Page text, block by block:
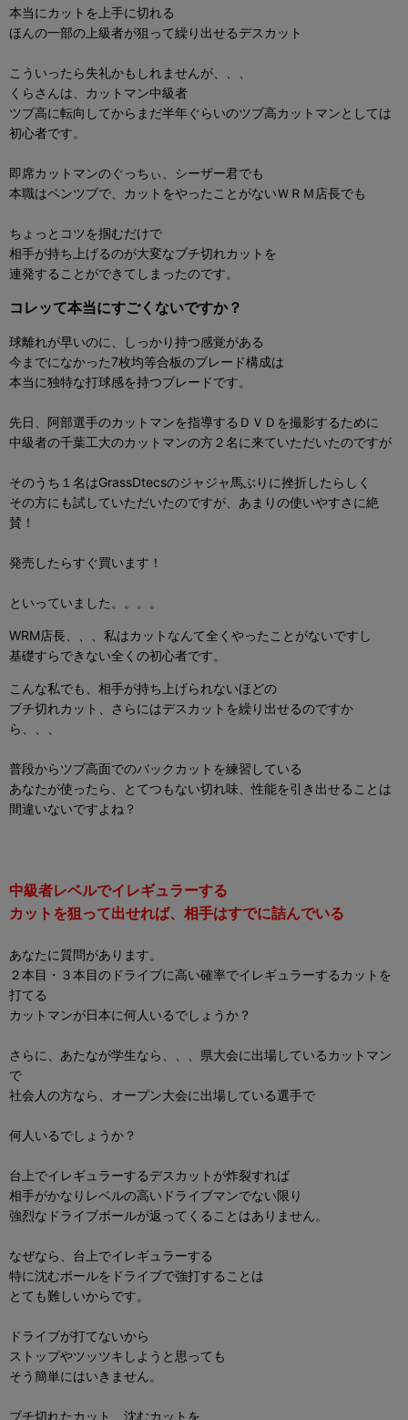
本当にカットを上手に切れる
ほんの一部の上級者が狙って繰り出せるデスカット
こういったら失礼かもしれませんが、、、
くらさんは、カットマン中級者
ツブ高に転向してからまだ半年ぐらいのツブ高カットマンとしては
初心者です。
即席カットマンのぐっちぃ、シーザー君でも
本職はペンツブで、カットをやったことがないＷＲＭ店長でも
ちょっとコツを掴むだけで
相手が持ち上げるのが大変なブチ切れカットを
連発することができてしまったのです。
コレッて本当にすごくないですか？
球離れが早いのに、しっかり持つ感覚がある
今までになかった7枚均等合板のブレード構成は
本当に独特な打球感を持つブレードです。
先日、阿部選手のカットマンを指導するＤＶＤを撮影するために
中級者の千葉工大のカットマンの方２名に来ていただいたのですが
そのうち１名はGrassDtecsのジャジャ馬ぶりに挫折したらしく
その方にも試していただいたのですが、あまりの使いやすさに絶
賛！
発売したらすぐ買います！
といっていました。。。。
WRM店長、、、私はカットなんて全くやったことがないですし
基礎すらできない全くの初心者です。
こんな私でも、相手が持ち上げられないほどの
ブチ切れカット、さらにはデスカットを繰り出せるのですか
ら、、、
普段からツブ高面でのバックカットを練習している
あなたが使ったら、とてつもない切れ味、性能を引き出せることは
間違いないですよね？
中級者レベルでイレギュラーする
カットを狙って出せれば、相手はすでに詰んでいる
あなたに質問があります。
２本目・３本目のドライブに高い確率でイレギュラーするカットを
打てる
カットマンが日本に何人いるでしょうか？
さらに、あたなが学生なら、、、県大会に出場しているカットマン
で
社会人の方なら、オープン大会に出場している選手で
何人いるでしょうか？
台上でイレギュラーするデスカットが炸裂すれば
相手がかなりレベルの高いドライブマンでない限り
強烈なドライブボールが返ってくることはありません。
なぜなら、台上でイレギュラーする
特に沈むボールをドライブで強打することは
とても難しいからです。
ドライブが打てないから
ストップやツッツキしようと思っても
そう簡単にはいきません。
ブチ切れたカット、沈むカットを